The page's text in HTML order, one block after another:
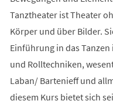
Tanztheater ist Theater
Körper und über Bilder.
Einführung in das
und Rolltechniken,
Laban/ Bartenieff und
diesem Kurs bietet sich